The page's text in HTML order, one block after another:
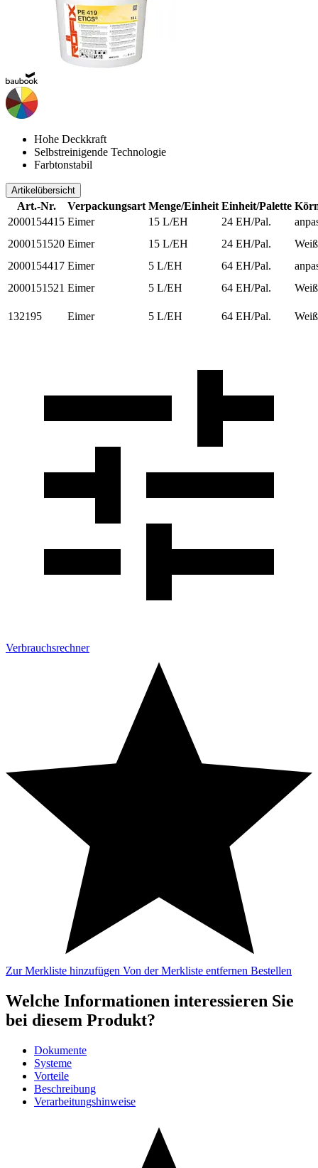
Hohe Deckkraft
Selbstreinigende Technologie
Farbtonstabil
Artikelübersicht
Art.-Nr. Verpackungsart Menge/Einheit Einheit/Palette
2000154415 Eimer 15 L/EH 24 EH/Pal.
2000151520 Eimer 15 L/EH 24 EH/Pal.
Weiß
2000154417 Eimer 5 L/EH 64 EH/Pal.
2000151521 Eimer 5 L/EH 64 EH/Pal. Weiß
132195 Eimer 5 L/EH 64 EH/Pal. Weiß
Verbrauchsrechner
Zur Merkliste hinzufügen Von der Merkliste entfernen Bestellen
Welche Informationen interessieren Sie
bei diesem Produkt?
Dokumente
Systeme
Vorteile
Beschreibung
Verarbeitungshinweise